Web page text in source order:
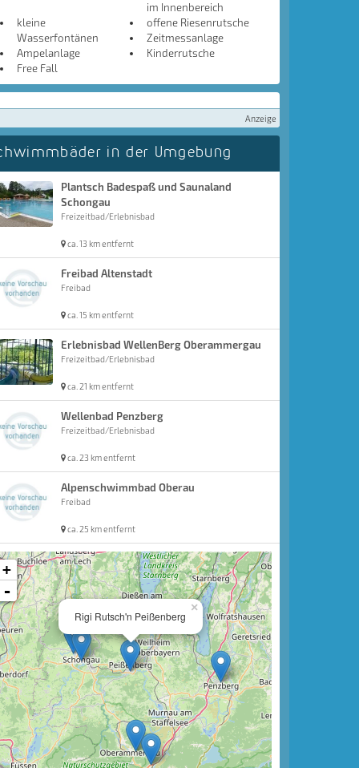
im Innenbereich
kleine
Wasserfontänen
offene Riesenrutsche
Zeitmessanlage
Ampelanlage
Kinderrutsche
Free Fall
Anzeige
in der Umgebung
Plantsch Badespaß und Saunaland
Schongau
Freizeitbad/Erlebnisbad
ca. 13 km entfernt
Freibad Altenstadt
Freibad
ca. 15 km entfernt
Erlebnisbad WellenBerg Oberammergau
Freizeitbad/Erlebnisbad
ca. 21 km entfernt
Wellenbad Penzberg
Freizeitbad/Erlebnisbad
ca. 23 km entfernt
Alpenschwimmbad Oberau
Freibad
ca. 25 km entfernt
×
Rigi Rutsch'n Peißenberg
+
-